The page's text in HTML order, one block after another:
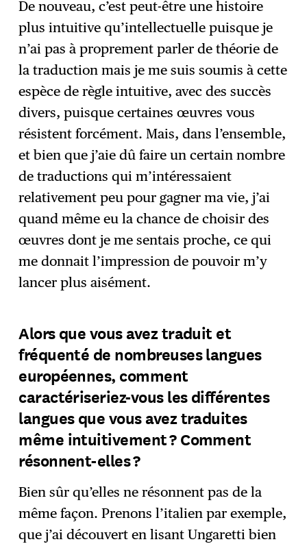
De nouveau, c’est peut-être une histoire
plus intuitive qu’intellectuelle puisque je
n’ai pas à proprement parler de théorie de
la traduction mais je me suis soumis à cette
espèce de règle intuitive, avec des succès
divers, puisque certaines œuvres vous
résistent forcément. Mais, dans l’ensemble,
et bien que j’aie dû faire un certain nombre
de traductions qui m’intéressaient
relativement peu pour gagner ma vie, j’ai
quand même eu la chance de choisir des
œuvres dont je me sentais proche, ce qui
me donnait l’impression de pouvoir m’y
lancer plus aisément.
Alors que vous avez traduit et
fréquenté de nombreuses langues
européennes, comment
caractériseriez-vous les différentes
langues que vous avez traduites
même intuitivement ? Comment
résonnent-elles ?
Bien sûr qu’elles ne résonnent pas de la
même façon. Prenons l’italien par exemple,
que j’ai découvert en lisant Ungaretti bien